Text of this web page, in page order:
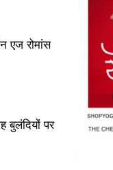
एज रोमांस
पर